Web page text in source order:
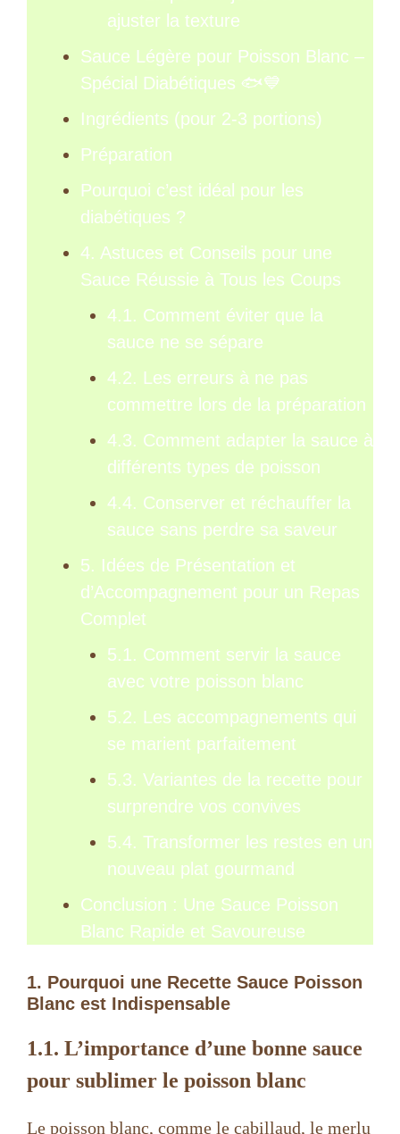
ajuster la texture
Sauce Légère pour Poisson Blanc –
Spécial Diabétiques 🐟💙
Ingrédients (pour 2-3 portions)
Préparation
Pourquoi c’est idéal pour les
diabétiques ?
4. Astuces et Conseils pour une
Sauce Réussie à Tous les Coups
4.1. Comment éviter que la
sauce ne se sépare
4.2. Les erreurs à ne pas
commettre lors de la préparation
4.3. Comment adapter la sauce à
différents types de poisson
4.4. Conserver et réchauffer la
sauce sans perdre sa saveur
5. Idées de Présentation et
d’Accompagnement pour un Repas
Complet
5.1. Comment servir la sauce
avec votre poisson blanc
5.2. Les accompagnements qui
se marient parfaitement
5.3. Variantes de la recette pour
surprendre vos convives
5.4. Transformer les restes en un
nouveau plat gourmand
Conclusion : Une Sauce Poisson
Blanc Rapide et Savoureuse
1. Pourquoi une Recette Sauce Poisson
Blanc est Indispensable
1.1. L’importance d’une bonne sauce
pour sublimer le poisson blanc
Le poisson blanc, comme le cabillaud, le merlu